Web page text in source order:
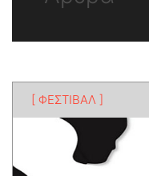
[ ΦΕΣΤΙΒΑΛ ]